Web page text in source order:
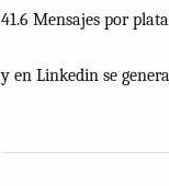
41.6 Mensajes por
y en Linkedin se